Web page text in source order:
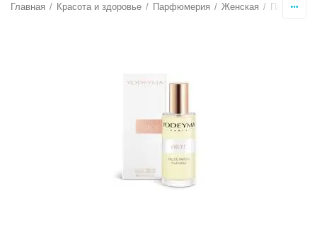
Главная / Красота и здоровье / Парфюмерия / Женская /